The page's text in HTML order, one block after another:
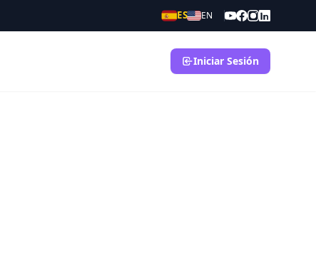
ES EN
Iniciar Sesión